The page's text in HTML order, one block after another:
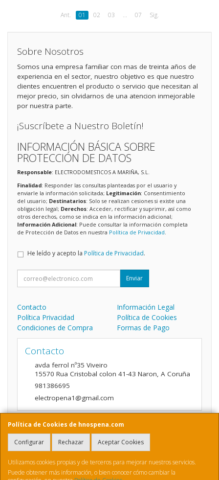
Ant. 01 02 03 ... 07 Sig.
Política de Cookies de hnospena.com
Configurar Rechazar Aceptar Cookies
Utilizamos cookies propias y de terceros para mejorar nuestros servicios.
Puede obtener más información, o bien conocer cómo cambiar la
Sobre Nosotros
Somos una empresa familiar con mas de treinta años de
experiencia en el sector, nuestro objetivo es que nuestro
clientes encuentren el producto o servicio que necesitan al
mejor precio, sin olvidarnos de una atencion inmejorable
por nuestra parte.
¡Suscríbete a Nuestro Boletín!
INFORMACIÓN BÁSICA SOBRE
PROTECCIÓN DE DATOS
Responsable: ELECTRODOMESTICOS A MARIÑA, S.L.
Finalidad: Responder las consultas planteadas por el usuario y
enviarle la información solicitada; Legitimación: Consentimiento
del usuario; Destinatarios: Solo se realizan cesiones si existe una
obligación legal; Derechos: Acceder, rectificar y suprimir, así como
otros derechos, como se indica en la información adicional;
Información Adicional: Puede consultar la información completa
de Protección de Datos en nuestra Política de Privacidad
He leído y acepto la Política de Privacidad.
Enviar
Contacto
Información Legal
Política Privacidad
Política de Cookies
Condiciones de Compra
Formas de Pago
Contacto
avda ferrol nº35 Viveiro
15570 Rua Cristobal colon 41-43 Naron, A Coruña
981386695
electropena1@gmail.com
Horario
9:00 a 14:00 y de 16:00 A 20:00